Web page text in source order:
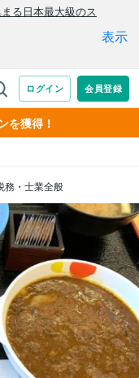
を獲得！
務・士業全般